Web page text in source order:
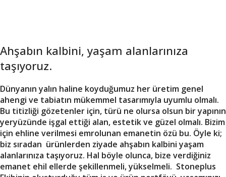
Ahşabın kalbini, yaşam alanlarınıza
taşıyoruz.
Dünyanın yalın haline koyduğumuz her üretim genel
ahengi ve tabiatın mükemmel tasarımıyla uyumlu olmalı.
Bu titizliği gözetenler için, türü ne olursa olsun bir yapının
yeryüzünde işgal ettiği alan, estetik ve güzel olmalı. Bizim
için ehline verilmesi emrolunan emanetin özü bu. Öyle ki;
biz sıradan ürünlerden ziyade ahşabın kalbini yaşam
alanlarınıza taşıyoruz. Hal böyle olunca, bize verdiğiniz
emanet ehil ellerde şekillenmeli, yükselmeli. Stoneplus